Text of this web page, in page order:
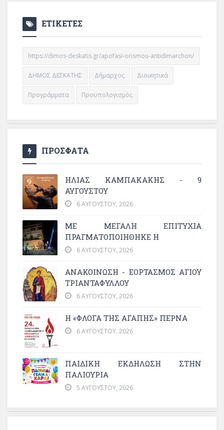
ΕΤΙΚΕΤΕΣ
https://dimos-deskatis.gr/apofasi-orismou-antidimarchon/
ΔΗΜΟΣ ΔΕΣΚΑΤΗΣ Δήμαρχος Διοικητικά
Προγράμματα Προϋπολογισμός
ΠΡΟΣΦΑΤΑ
ΗΛΙΑΣ ΚΑΜΠΑΚΑΚΗΣ - 9
ΑΥΓΟΥΣΤΟΥ
6 ΑΥΓΟΎΣΤΟΥ, 2026
ΜΕ ΜΕΓΆΛΗ ΕΠΙΤΥΧΊΑ
ΠΡΑΓΜΑΤΟΠΟΙΉΘΗΚΕ Η
6 ΑΥΓΟΎΣΤΟΥ, 2026
ΑΝΑΚΟΙΝΩΣΗ - ΕΟΡΤΑΣΜΟΣ ΑΓΙΟΥ
ΤΡΙΑΝΤΑΦΥΛΛΟΥ
6 ΑΥΓΟΎΣΤΟΥ, 2026
Η «ΦΛΌΓΑ ΤΗΣ ΑΓΆΠΗΣ» ΠΕΡΝΆ
6 ΑΥΓΟΎΣΤΟΥ, 2026
ΠΑΙΔΙΚΗ ΕΚΔΗΛΩΣΗ ΣΤΗΝ
ΠΑΛΙΟΥΡΙΑ
5 ΑΥΓΟΎΣΤΟΥ, 2026